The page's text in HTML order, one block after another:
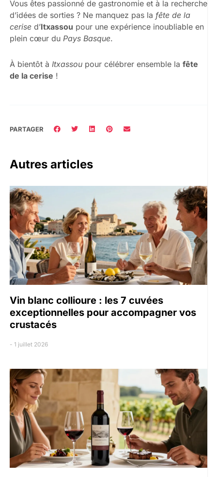
Vous êtes passionné de gastronomie et à la recherche
d’idées de sorties ? Ne manquez pas la fête de la
cerise d’Itxassou pour une expérience inoubliable en
plein cœur du Pays Basque.
À bientôt à Itxassou pour célébrer ensemble la fête
de la cerise !
PARTAGER
Autres articles
Vin blanc collioure : les 7 cuvées
exceptionnelles pour accompagner vos
crustacés
1 juillet 2026